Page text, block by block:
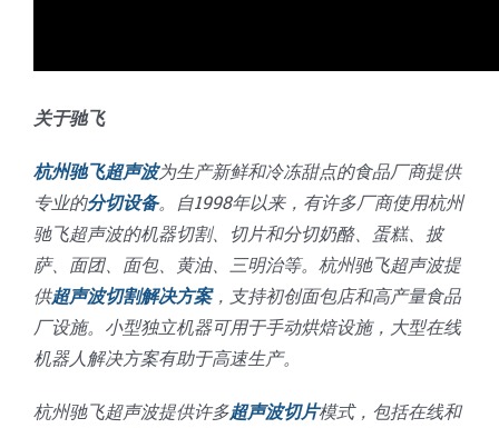
关于驰飞
杭州驰飞超声波为生产新鲜和冷冻甜点的食品厂商提供
专业的分切设备。自1998年以来，有许多厂商使用杭州
驰飞超声波的机器切割、切片和分切奶酪、蛋糕、披
萨、面团、面包、黄油、三明治等。杭州驰飞超声波提
供超声波切割解决方案，支持初创面包店和高产量食品
厂设施。小型独立机器可用于手动烘焙设施，大型在线
机器人解决方案有助于高速生产。
杭州驰飞超声波提供许多超声波切片模式，包括在线和